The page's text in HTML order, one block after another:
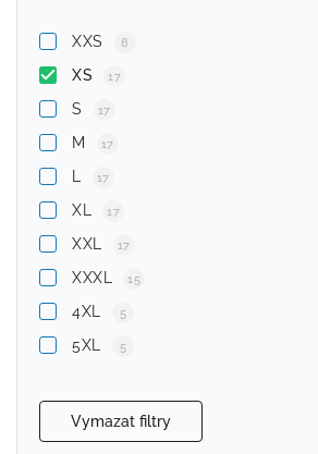
XXS 8
XS 17
S 17
M 17
17
XL 17
XXL 17
XXXL 15
4XL 5
5XL 5
Vymazat filtry